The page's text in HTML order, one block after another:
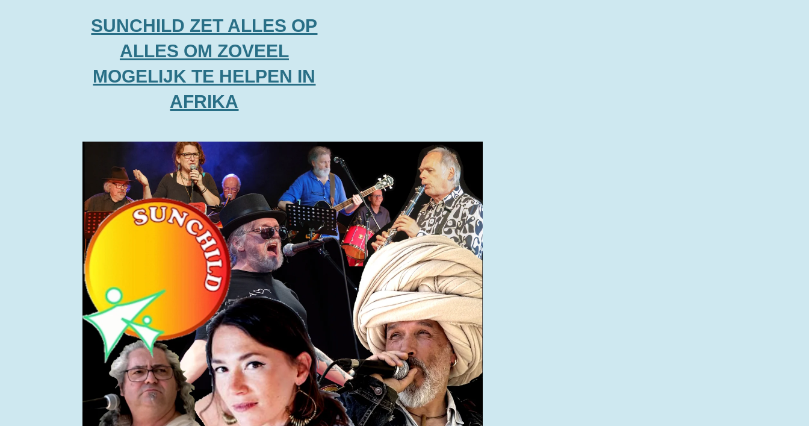
SUNCHILD ZET ALLES OP
ALLES OM ZOVEEL
MOGELIJK TE HELPEN IN
AFRIKA